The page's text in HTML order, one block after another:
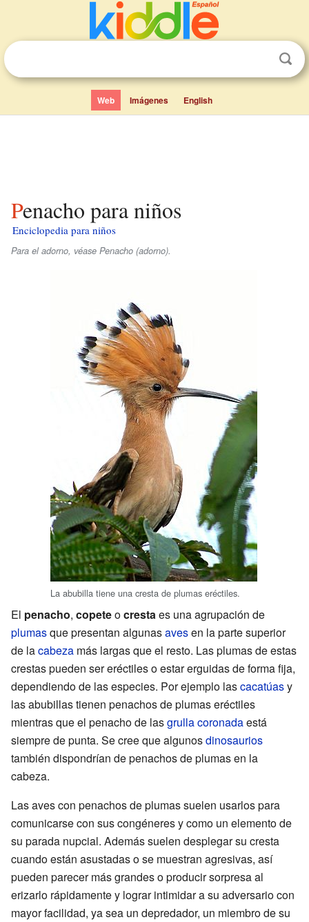
Web Imágenes English
Penacho para niños
Enciclopedia para niños
Para el adorno, véase Penacho (adorno).
La abubilla tiene una cresta de plumas eréctiles.
El penacho, copeteocrestaes una agrupación de
plumasque presentan algunasavesen la parte superior
de lacabeza más largas que el resto. Las plumas de estas
crestas pueden ser eréctiles o estar erguidas de forma fija,
dependiendo de las especies. Por ejemplo lascacatúasy
las abubillas tienen penachos de plumas eréctiles
mientras que el penacho de lasgrulla coronadaestá
siempre de punta. Se cree que algunosdinosaurios
también dispondrían de penachos de plumas en la
cabeza.
Las aves con penachos de plumas suelen usarlos para
comunicarse con sus congéneres y como un elemento de
su parada nupcial. Además suelen desplegar su cresta
cuando están asustadas o se muestran agresivas, así
pueden parecer más grandes o producir sorpresa al
erizarlo rápidamente y lograr intimidar a su adversario con
mayor facilidad, ya sea un depredador, un miembro de su